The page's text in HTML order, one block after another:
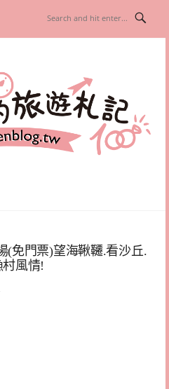
(免門票)望海鞦韆.看沙丘.
風情!